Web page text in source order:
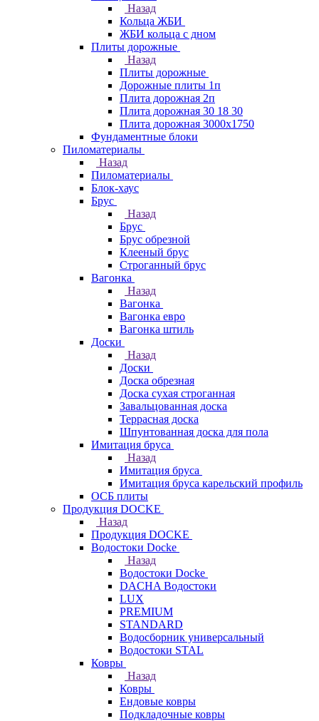
Назад
Кольца ЖБИ
ЖБИ кольца с дном
Плиты дорожные
Назад
Плиты дорожные
Дорожные плиты 1п
Плита дорожная 2п
Плита дорожная 30 18 30
Плита дорожная 3000х1750
Фундаментные блоки
Пиломатериалы
Назад
Пиломатериалы
Блок-хаус
Брус
Назад
Брус
Брус обрезной
Клееный брус
Строганный брус
Вагонка
Назад
Вагонка
Вагонка евро
Вагонка штиль
Доски
Назад
Доски
Доска обрезная
Доска сухая строганная
Завальцованная доска
Террасная доска
Шпунтованная доска для пола
Имитация бруса
Назад
Имитация бруса
Имитация бруса карельский профиль
ОСБ плиты
Продукция DOCKE
Назад
Продукция DOCKE
Водостоки Docke
Назад
Водостоки Docke
DACHA Водостоки
LUX
PREMIUM
STANDARD
Водосборник универсальный
Водостоки STAL
Ковры
Назад
Ковры
Ендовые ковры
Подкладочные ковры